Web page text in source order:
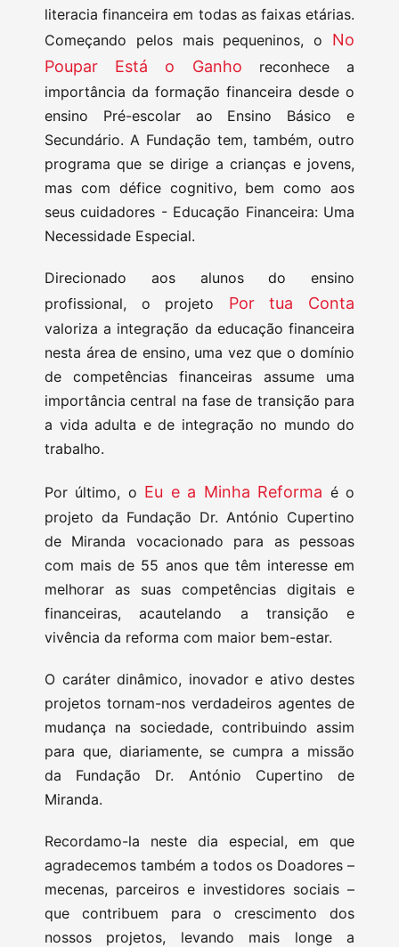
literacia financeira em todas as faixas etárias.
Começando pelos mais pequeninos, o No
Poupar Está o Ganho reconhece a
importância da formação financeira desde o
ensino Pré-escolar ao Ensino Básico e
Secundário. A Fundação tem, também, outro
programa que se dirige a crianças e jovens,
mas com défice cognitivo, bem como aos
seus cuidadores - Educação Financeira: Uma
Necessidade Especial.
Direcionado aos alunos do ensino
profissional, o projeto Por tua Conta
valoriza a integração da educação financeira
nesta área de ensino, uma vez que o domínio
de competências financeiras assume uma
importância central na fase de transição para
a vida adulta e de integração no mundo do
trabalho.
Por último, o Eu e a Minha Reforma é o
projeto da Fundação Dr. António Cupertino
de Miranda vocacionado para as pessoas
com mais de 55 anos que têm interesse em
melhorar as suas competências digitais e
financeiras, acautelando a transição e
vivência da reforma com maior bem-estar.
O caráter dinâmico, inovador e ativo destes
projetos tornam-nos verdadeiros agentes de
mudança na sociedade, contribuindo assim
para que, diariamente, se cumpra a missão
da Fundação Dr. António Cupertino de
Miranda.
Recordamo-la neste dia especial, em que
agradecemos também a todos os Doadores –
mecenas, parceiros e investidores sociais –
que contribuem para o crescimento dos
nossos projetos, levando mais longe a